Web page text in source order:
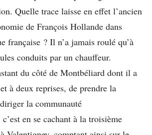
Quelle trace laisse en effet l’ancien
de François Hollande dans
française ? Il n’a jamais roulé qu’à
conduits par un chauffeur.
du côté de Montbéliard dont il a
à deux reprises, de prendre la
la communauté
en se cachant à la troisième